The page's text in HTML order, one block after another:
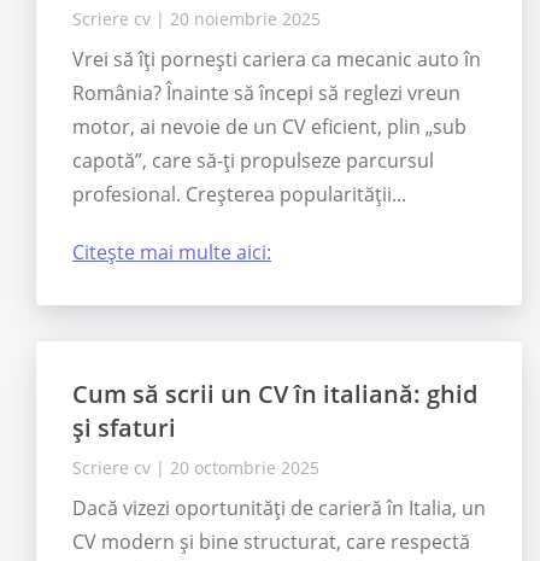
Scriere cv | 20 noiembrie 2025
Vrei să îți pornești cariera ca mecanic auto în
România? Înainte să începi să reglezi vreun
motor, ai nevoie de un CV eficient, plin „sub
capotă”, care să-ți propulseze parcursul
profesional. Creșterea popularității...
Citește mai multe aici:
Cum să scrii un CV în italiană: ghid
și sfaturi
Scriere cv | 20 octombrie 2025
Dacă vizezi oportunități de carieră în Italia, un
CV modern și bine structurat, care respectă